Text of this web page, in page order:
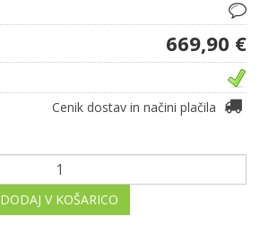
669,90 €
Cenik dostav in načini plačila
DODAJ V KOŠARICO